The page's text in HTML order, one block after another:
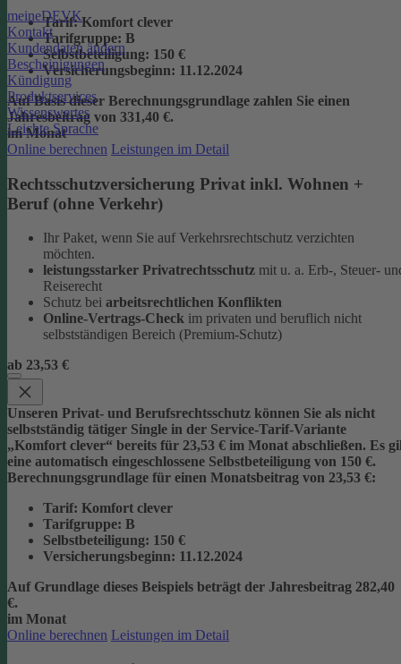
meineDEVK
Kontakt
Kundendaten ändern
Bescheinigungen
Kündigung
Produktservices
Wissenswertes
Leichte Sprache
Tarif: Komfort clever
Tarifgruppe: B
Selbstbeteiligung: 150 €
Versicherungsbeginn: 11.12.2024
Auf Basis dieser Berechnungsgrundlage zahlen Sie einen
Jahresbeitrag von 331,40 €.
im Monat
Online berechnen Leistungen im Detail
Rechtsschutzversicherung Privat inkl. Wohnen +
Beruf (ohne Verkehr)
Ihr Paket, wenn Sie auf Verkehrsrechtschutz verzichten
möchten.
leistungsstarker Privatrechtsschutz mit u. a. Erb-, Steuer-
Reiserecht
Schutz bei arbeitsrechtlichen Konflikten
Online-Vertrags-Check im privaten und beruflich nicht
selbstständigen Bereich (Premium-Schutz)
ab 23,53 €
Unseren Privat- und Berufsrechtsschutz können Sie als nicht
selbstständig tätiger Single in der Service-Tarif-Variante
„Komfort clever“ bereits für 23,53 € im Monat abschließen. Es
eine automatisch eingeschlossene Selbstbeteiligung von 150 €.
Berechnungsgrundlage für einen Monatsbeitrag von 23,53 €:
Tarif: Komfort clever
Tarifgruppe: B
Selbstbeteiligung: 150 €
Versicherungsbeginn: 11.12.2024
Auf Grundlage dieses Beispiels beträgt der Jahresbeitrag 282,40
€.
im Monat
Online berechnen Leistungen im Detail